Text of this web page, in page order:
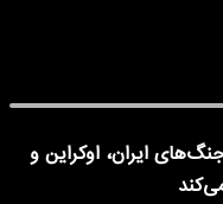
ایران، اوکراین و